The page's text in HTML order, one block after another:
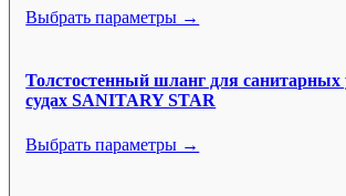
Выбрать параметры →
Толстостенный шланг для санитарных
судах SANITARY STAR
Выбрать параметры →